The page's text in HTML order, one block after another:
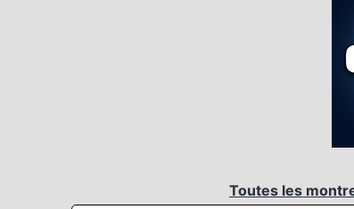
Toutes les